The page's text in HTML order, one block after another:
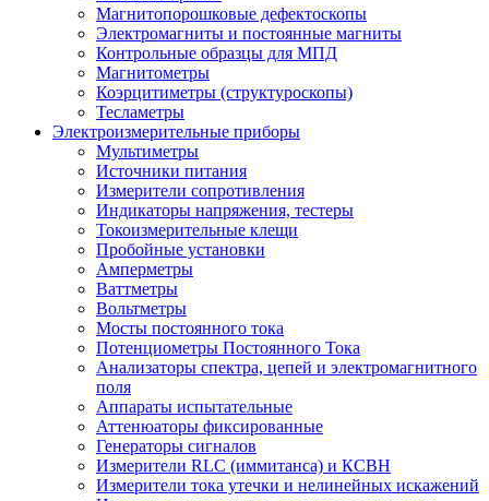
Магнитопорошковые дефектоскопы
Электромагниты и постоянные магниты
Контрольные образцы для МПД
Магнитометры
Коэрцитиметры (структуроскопы)
Тесламетры
Электроизмерительные приборы
Мультиметры
Источники питания
Измерители сопротивления
Индикаторы напряжения, тестеры
Токоизмерительные клещи
Пробойные установки
Амперметры
Ваттметры
Вольтметры
Мосты постоянного тока
Потенциометры Постоянного Тока
Анализаторы спектра, цепей и электромагнитного
поля
Аппараты испытательные
Аттенюаторы фиксированные
Генераторы сигналов
Измерители RLC (иммитанса) и КСВН
Измерители тока утечки и нелинейных искажений